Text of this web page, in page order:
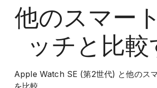
他のスマー
ッチ と比較
Apple Watch SE (第2世代) と他のス
を比較